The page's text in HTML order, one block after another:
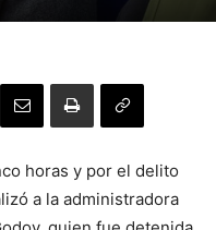
horas y por el delito
a la administradora